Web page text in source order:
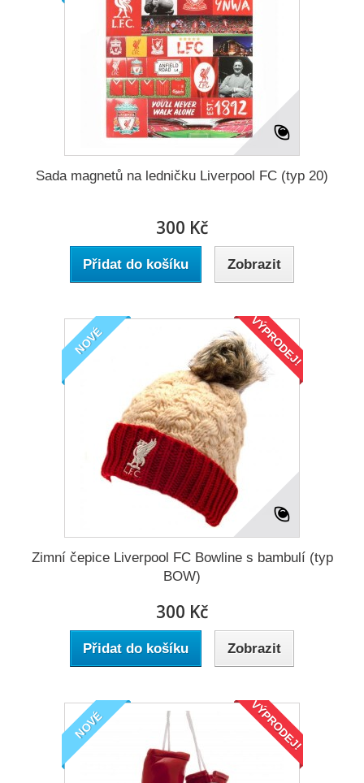
Sada magnetů na ledničku Liverpool FC (typ 20)
300 Kč
Přidat do košíku Zobrazit
NOVÉ VÝPRODEJ!
Zimní čepice Liverpool FC Bowline s bambulí (typ
BOW)
300 Kč
Přidat do košíku Zobrazit
NOVÉ VÝPRODEJ!